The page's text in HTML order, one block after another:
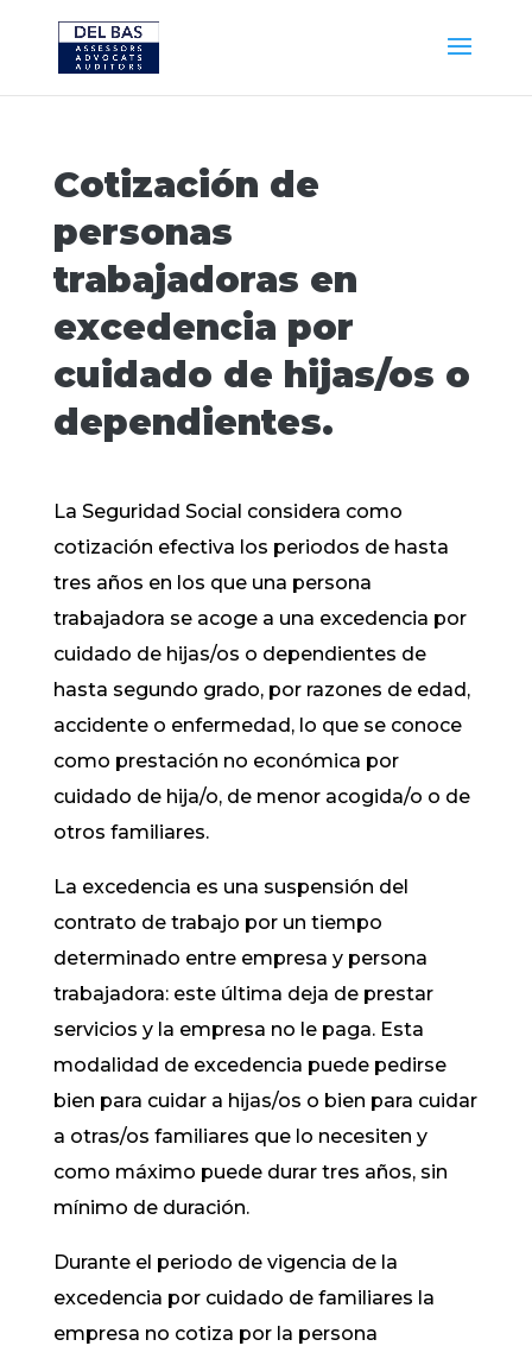
Cotización de
personas
trabajadoras en
excedencia por
cuidado de hijas/os o
dependientes.
La Seguridad Social considera como
cotización efectiva los periodos de hasta
tres años en los que una persona
trabajadora se acoge a una excedencia por
cuidado de hijas/os o dependientes de
hasta segundo grado, por razones de edad,
accidente o enfermedad, lo que se conoce
como prestación no económica por
cuidado de hija/o, de menor acogida/o o de
otros familiares.
La excedencia es una suspensión del
contrato de trabajo por un tiempo
determinado entre empresa y persona
trabajadora: este última deja de prestar
servicios y la empresa no le paga. Esta
modalidad de excedencia puede pedirse
bien para cuidar a hijas/os o bien para cuidar
a otras/os familiares que lo necesiten y
como máximo puede durar tres años, sin
mínimo de duración.
Durante el periodo de vigencia de la
excedencia por cuidado de familiares la
empresa no cotiza por la persona